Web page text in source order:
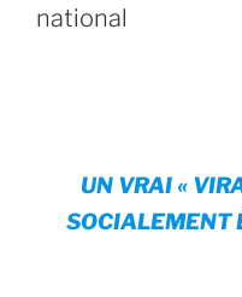
national
UN VRAI «
SOCIALEMENT